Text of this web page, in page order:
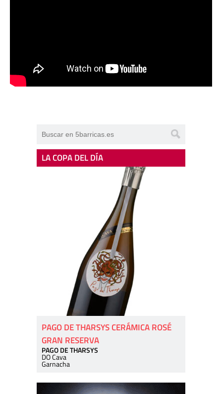
LA COPA DEL DÍA
PAGO DE THARSYS CERÁMICA ROSÉ
GRAN RESERVA
PAGO DE THARSYS
DO Cava
Garnacha